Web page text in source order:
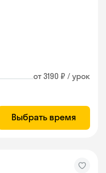
от 3190 ₽ / урок
Выбрать время